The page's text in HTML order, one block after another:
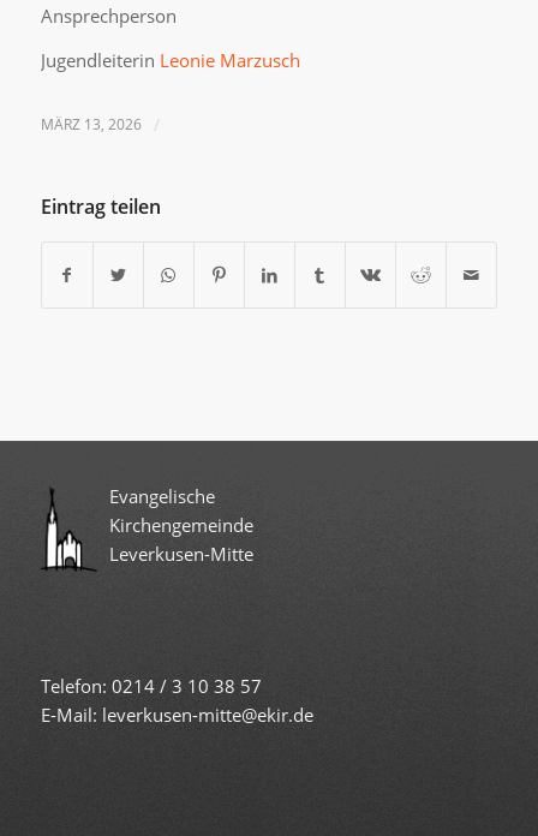
Ansprechperson
Jugendleiterin Leonie Marzusch
MÄRZ 13, 2026 /
Eintrag teilen
Evangelische
Kirchengemeinde
Leverkusen-Mitte
Telefon: 0214 / 3 10 38 57
E-Mail: leverkusen-mitte@ekir.de